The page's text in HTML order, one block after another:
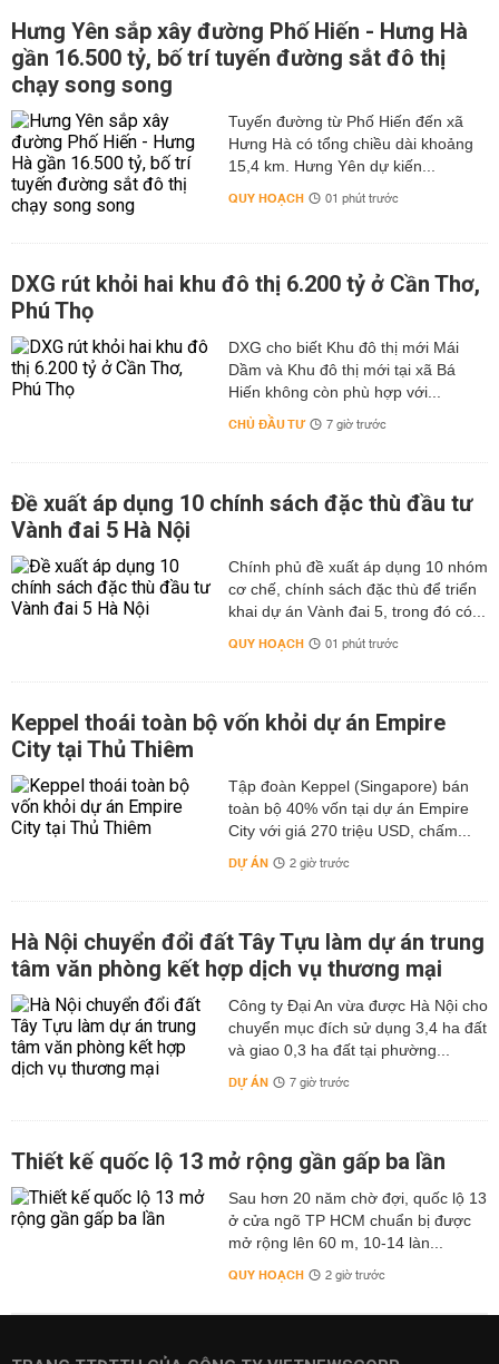
Hưng Yên sắp xây đường Phố Hiến - Hưng Hà
gần 16.500 tỷ, bố trí tuyến đường sắt đô thị
chạy song song
Tuyến đường từ Phố Hiến đến xã
Hưng Hà có tổng chiều dài khoảng
15,4 km. Hưng Yên dự kiến...
QUY HOẠCH 01 phút trước
DXG rút khỏi hai khu đô thị 6.200 tỷ ở Cần Thơ,
Phú Thọ
DXG cho biết Khu đô thị mới Mái
Dầm và Khu đô thị mới tại xã Bá
Hiến không còn phù hợp với...
CHỦ ĐẦU TƯ 7 giờ trước
Đề xuất áp dụng 10 chính sách đặc thù đầu tư
Vành đai 5 Hà Nội
Chính phủ đề xuất áp dụng 10 nhóm
cơ chế, chính sách đặc thù để triển
khai dự án Vành đai 5, trong đó có...
QUY HOẠCH 01 phút trước
Keppel thoái toàn bộ vốn khỏi dự án Empire
City tại Thủ Thiêm
Tập đoàn Keppel (Singapore) bán
toàn bộ 40% vốn tại dự án Empire
City với giá 270 triệu USD, chấm...
DỰ ÁN 2 giờ trước
Hà Nội chuyển đổi đất Tây Tựu làm dự án trung
tâm văn phòng kết hợp dịch vụ thương mại
Công ty Đại An vừa được Hà Nội cho
chuyển mục đích sử dụng 3,4 ha đất
và giao 0,3 ha đất tại phường...
DỰ ÁN 7 giờ trước
Thiết kế quốc lộ 13 mở rộng gần gấp ba lần
Sau hơn 20 năm chờ đợi, quốc lộ 13
ở cửa ngõ TP HCM chuẩn bị được
mở rộng lên 60 m, 10-14 làn...
QUY HOẠCH 2 giờ trước